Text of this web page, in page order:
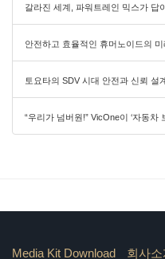
갈라진 세계, 파워트레인 믹스가 답
안전하고 효율적인 휴머노이드의
토요타의 SDV 시대 안전과 신뢰 설
“우리가 넘버원!” VicOne이 ‘자동차
Media Kit Download 회사소